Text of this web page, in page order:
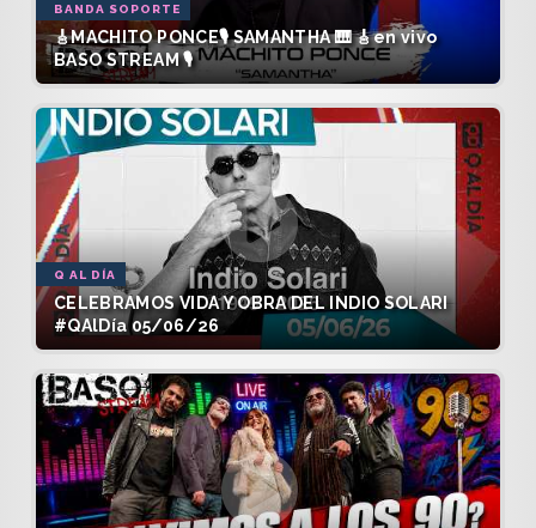
BANDA SOPORTE
🎸MACHITO PONCE🎙️ SAMANTHA 🎹 🎸en vivo
BASO STREAM 🎙️
Q AL DÍA
CELEBRAMOS VIDA Y OBRA DEL INDIO SOLARI
#QAlDía 05/06/26